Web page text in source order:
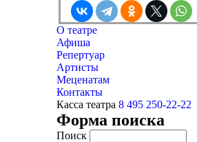
О театре
Афиша
Репертуар
Артисты
Меценатам
Контакты
Касса театра 8 495 250-22-22
Форма поиска
Поиск